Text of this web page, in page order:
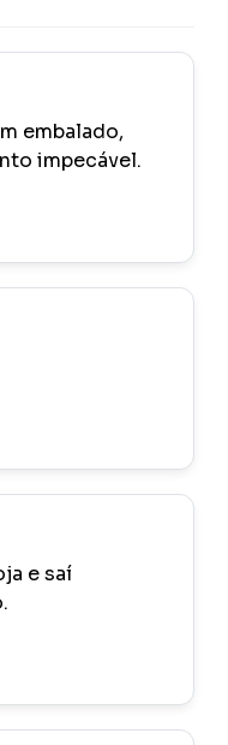
embalado,
impecável.
e saí